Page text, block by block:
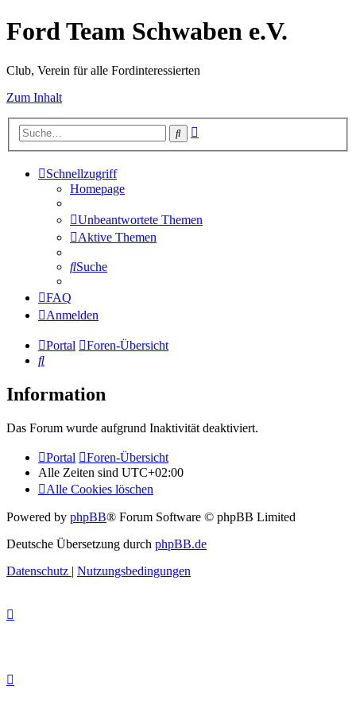
Ford Team Schwaben e.V.
Club, Verein für alle Fordinteressierten
Zum Inhalt
Suche
Schnellzugriff
Homepage
Unbeantwortete Themen
Aktive Themen
Suche
FAQ
Anmelden
Portal
Foren-Übersicht
Suche
Information
Das Forum wurde aufgrund Inaktivität deaktiviert.
Portal
Foren-Übersicht
Alle Zeiten sind UTC+02:00
Alle Cookies löschen
Powered by phpBB® Forum Software © phpBB Limited
Deutsche Übersetzung durch phpBB.de
Datenschutz | Nutzungsbedingungen